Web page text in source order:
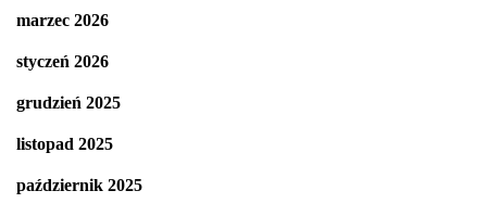
marzec 2026
styczeń 2026
grudzień 2025
listopad 2025
październik 2025